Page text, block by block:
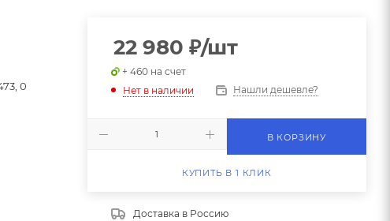
0
22 980 ₽/шт
+ 460 на счет
Нет в наличии
Нашли дешевле?
В КОРЗИНУ
КУПИТЬ В 1 КЛИК
Доставка в Россию